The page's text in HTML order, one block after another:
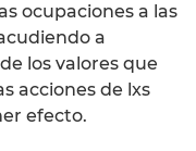
ocupaciones a las
a
los valores que
acciones de lxs
efecto.